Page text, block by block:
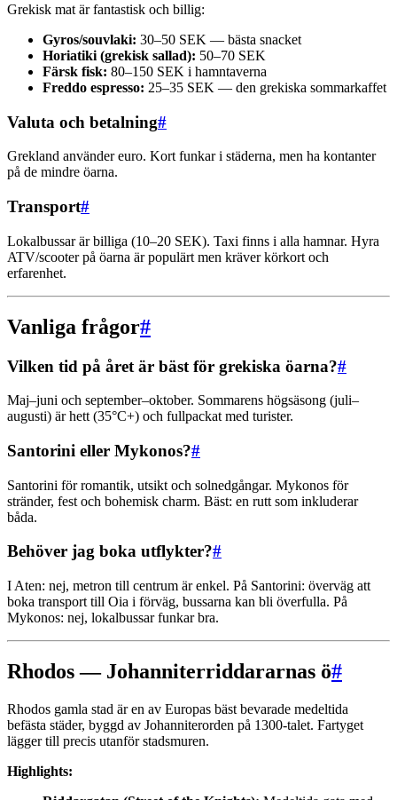
Grekisk mat är fantastisk och billig:
Gyros/souvlaki: 30–50 SEK — bästa snacket
Horiatiki (grekisk sallad): 50–70 SEK
Färsk fisk: 80–150 SEK i hamntaverna
Freddo espresso: 25–35 SEK — den grekiska sommarkaffet
Valuta och betalning#
Grekland använder euro. Kort funkar i städerna, men ha kontanter
på de mindre öarna.
Transport#
Lokalbussar är billiga (10–20 SEK). Taxi finns i alla hamnar. Hyra
ATV/scooter på öarna är populärt men kräver körkort och
erfarenhet.
Vanliga frågor#
Vilken tid på året är bäst för grekiska öarna?#
Maj–juni och september–oktober. Sommarens högsäsong (juli–
augusti) är hett (35°C+) och fullpackat med turister.
Santorini eller Mykonos?#
Santorini för romantik, utsikt och solnedgångar. Mykonos för
stränder, fest och bohemisk charm. Bäst: en rutt som inkluderar
båda.
Behöver jag boka utflykter?#
I Aten: nej, metron till centrum är enkel. På Santorini: överväg att
boka transport till Oia i förväg, bussarna kan bli överfulla. På
Mykonos: nej, lokalbussar funkar bra.
Rhodos — Johanniterriddararnas ö#
Rhodos gamla stad är en av Europas bäst bevarade medeltida
befästa städer, byggd av Johanniterorden på 1300-talet. Fartyget
lägger till precis utanför stadsmuren.
Highlights: